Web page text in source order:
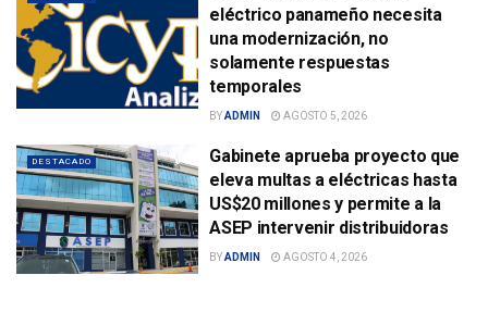
eléctrico panameño necesita
una modernización, no
solamente respuestas
temporales
BYADMIN AGOSTO 5, 2026
DESTACADO
Gabinete aprueba proyecto que
eleva multas a eléctricas hasta
US$20 millones y permite a la
ASEP intervenir distribuidoras
BYADMIN AGOSTO 4, 2026